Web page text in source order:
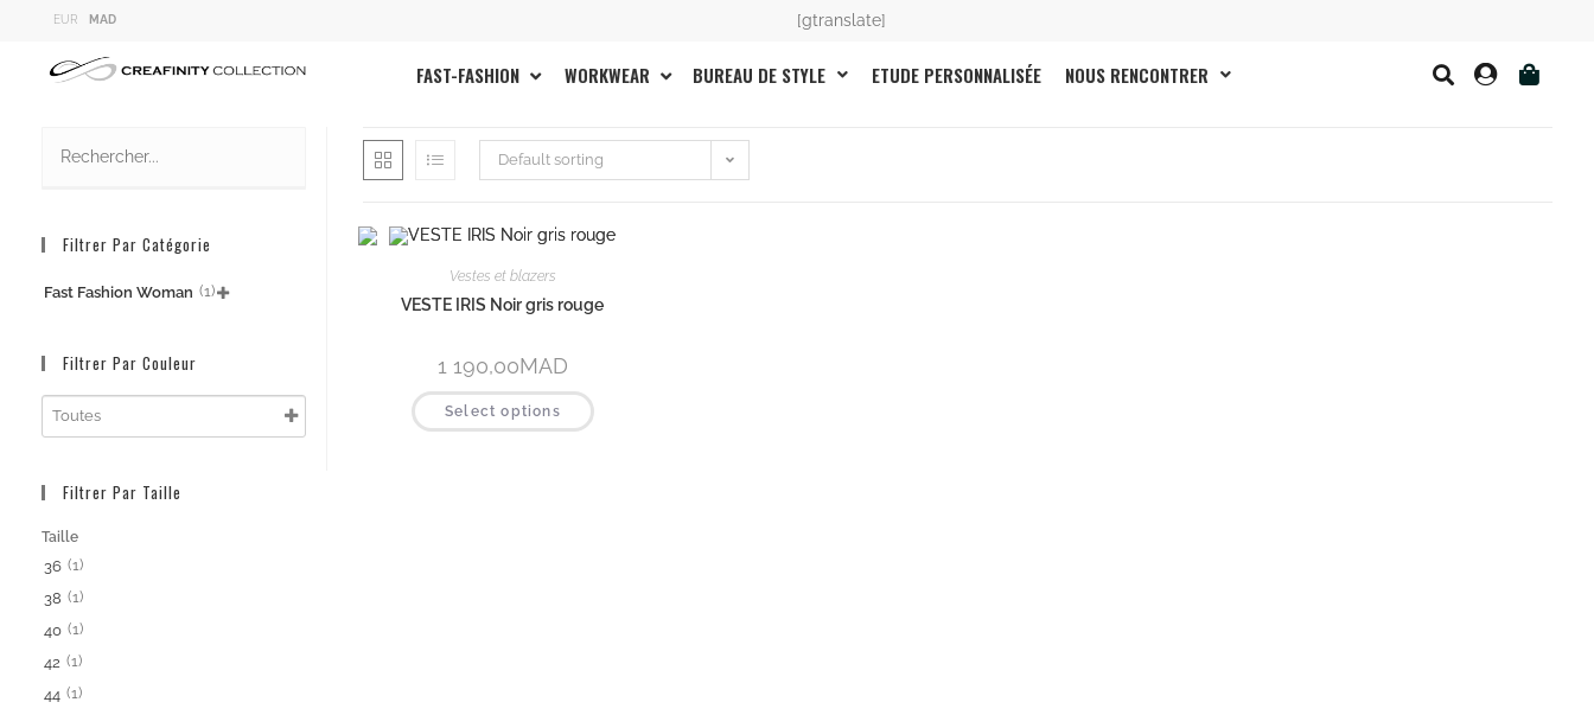
EUR MAD [gtranslate]
FAST-FASHION WORKWEAR BUREAU DE STYLE ETUDE PERSONNALISÉE NOUS RENCONTRER
Filtrer Par Catégorie
Fast Fashion Woman (1)
Filtrer Par Couleur
Filtrer Par Taille
Taille
36 (1)
38 (1)
40 (1)
42 (1)
44 (1)
Default sorting
Vestes et blazers
VESTE IRIS Noir gris rouge
1 190,00MAD
Select options